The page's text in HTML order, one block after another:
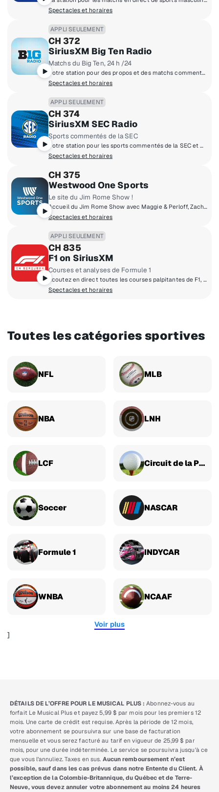
Spectacles et horaires
APPLI SEULEMENT
CH 372
SiriusXM Big Ten Radio
Matchs du Big Ten, 24 h /24
Votre station pour des propos et des matchs commentés en direct du Big Ten, incluant football, basketball et plus.
Spectacles et horaires
APPLI SEULEMENT
CH 374
SiriusXM SEC Radio
Sports commentés de la SEC
Votre station pour les sports commentés de la SEC et matchs en direct, y compris le football, le basketball et plus.
Spectacles et horaires
CH 375
Westwood One Sports
Le site du Jim Rome Show !
Accueil du Jim Rome Show avec Maggie & Perloff, Zach Gelb et bien d'autres !
Spectacles et horaires
APPLI SEULEMENT
CH 835
F1 on SiriusXM
Courses et analyses de Formule 1
Écoutez en direct toutes les courses palpitantes de F1, les interviews des plus grands noms de la course automobile et les émissions hebdomadaires avec les analyses des initiés de la F1.
Spectacles et horaires
Toutes les catégories sportives
NFL MLB
NBA LNH
LCF Circuit de la PGA
Soccer NASCAR
Formule 1 INDYCAR
WNBA NCAAF
Voir plus
]
DÉTAILS DE L’OFFRE POUR LE MUSICAL PLUS : Abonnez-vous au
forfait Le Musical Plus et payez 5,99 $ par mois pour les premiers 12
mois. Une carte de crédit est requise. Après la période de 12 mois,
votre abonnement se poursuivra sur une base de facturation
mensuelle et vous serez facturé au tarif en vigueur de 25,99 $ par
mois, pour une durée indéterminée. Le service se poursuivra jusqu’à ce
que vous l’annuliez. Taxes en sus. Aucun remboursement n’est
possible, sauf dans les cas prévus dans notre Entente du Client. À
l’exception de la Colombie-Britannique, du Québec et de Terre-
Neuve, vous devez annuler votre abonnement au moins 24 heures